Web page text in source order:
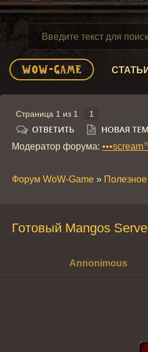
СТАТЬИ
Страница 1 из 1 1
Модератор форума:
Форум WoW-Game » Полезное
Готовый Mangos
Annonimous